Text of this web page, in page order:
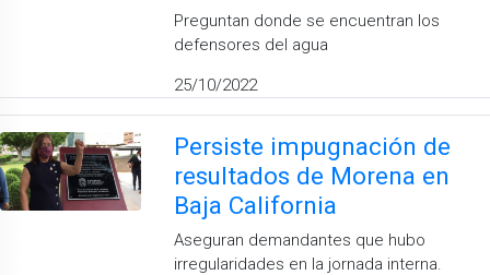
Preguntan donde se encuentran los
defensores del agua
25/10/2022
Persiste impugnación de
resultados de Morena en
Baja California
Aseguran demandantes que hubo
irregularidades en la jornada interna.